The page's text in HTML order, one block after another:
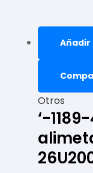
Añadir
Otros
‘-